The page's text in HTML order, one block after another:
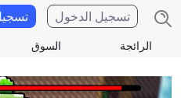
الرائجة السوق
تسجيل الدخول